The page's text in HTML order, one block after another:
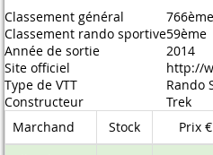
Classement général
766ème
Classement rando sportive59ème
Année de sortie
2014
Site officiel
http://
Type de VTT
Rando
Constructeur
Trek
Marchand
Stock Prix €